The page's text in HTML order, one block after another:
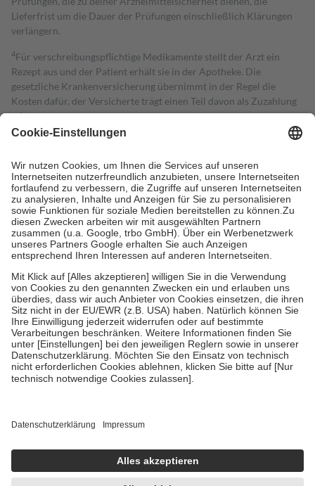
Lieferfrist um die Dauer der Prüfungen einschließlich Klärungen
verlängern.
4Für verschreibungspflichtige Medikamente stellt der Arzt ein
Rezept aus und der Patient erhält sie in der Apotheke. Die
gesetzliche Krankenversicherung übernimmt in der Regel die
Kosten dafür, der Versicherte trägt einen Teil davon als Zuzahlung
mit.
Grundsätzlich leisten Mitglieder Zuzahlungen in Höhe von zehn
höchstens zehn Euro.
Es sind jedoch nie mehr als die tatsächlichen
Kosten der Leistung zu entrichten.
Diese Regeln gelten grundsätzlich auch für Online-Apotheken.
Bei Heilmitteln und häuslicher Krankenpflege beträgt die
Zuzahlung zehn Prozent der Kosten sowie zehn Euro je
Verordnung.
Um das Engagement der Versicherten für ihre eigene Gesundheit zu
stärken und die besondere Stellung der Familie zu unterstützen,
fallenkeine Zuzahlungenan bei:
• Kindern und Jugendlichen bis zum vollendeten 18. Lebensjahr
mit Ausnahme der Fahrkosten
• Untersuchungen zur Vorsorge und Früherkennung, die von der
GKV getragen werden
• empfohlenen Schutzimpfungen
• Harn- und Blutteststreifen
getroffen, um sicherzustellen, dass es sich um echte Bewertungen
https://help.etrusted.com/hc/de/articles/4419944605341
Einige Bilder und Inhalte wurden unter Zuhilfenahme künstlicher